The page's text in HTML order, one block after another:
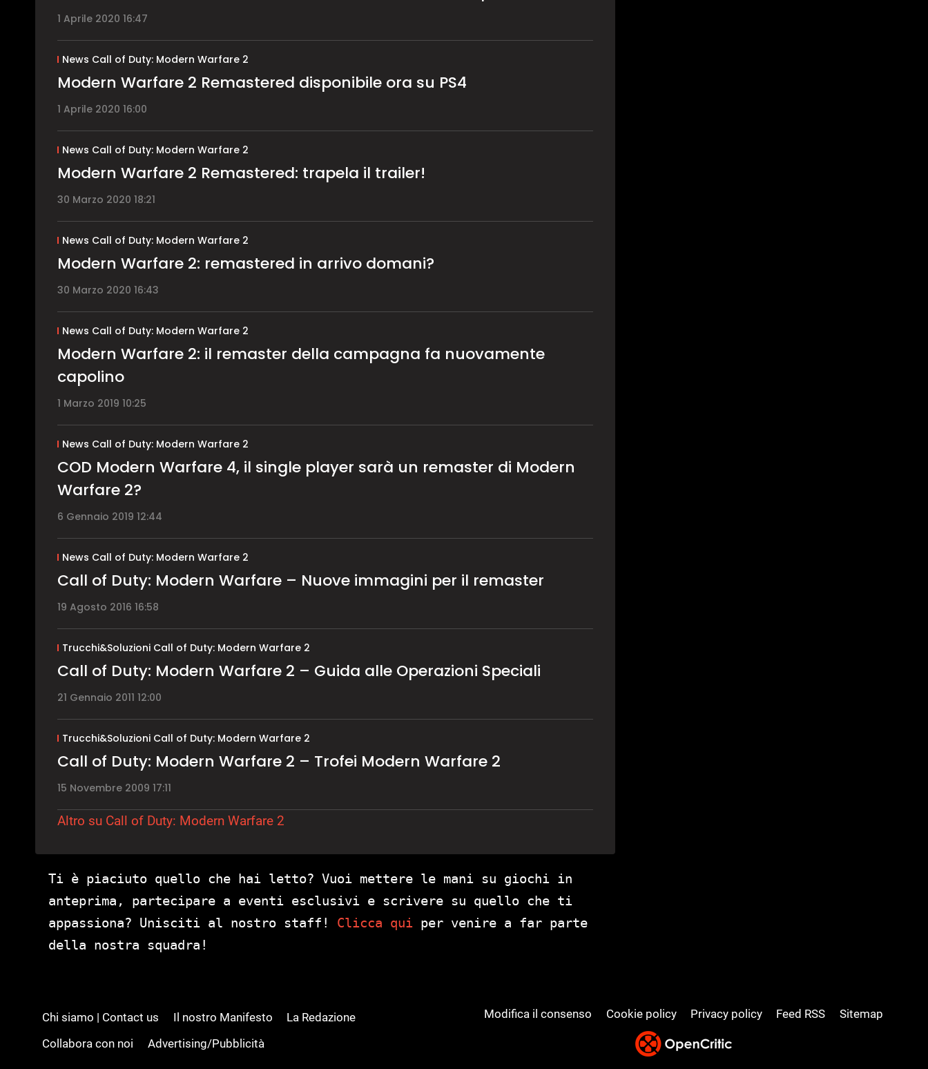
1 Aprile 2020 16:47
News Call of Duty: Modern Warfare 2
Modern Warfare 2 Remastered disponibile ora su PS4
1 Aprile 2020 16:00
News Call of Duty: Modern Warfare 2
Modern Warfare 2 Remastered: trapela il trailer!
30 Marzo 2020 18:21
News Call of Duty: Modern Warfare 2
Modern Warfare 2: remastered in arrivo domani?
30 Marzo 2020 16:43
News Call of Duty: Modern Warfare 2
Modern Warfare 2: il remaster della campagna fa nuovamente
capolino
1 Marzo 2019 10:25
News Call of Duty: Modern Warfare 2
COD Modern Warfare 4, il single player sarà un remaster di Modern
Warfare 2?
6 Gennaio 2019 12:44
News Call of Duty: Modern Warfare 2
Call of Duty: Modern Warfare – Nuove immagini per il remaster
19 Agosto 2016 16:58
Trucchi&Soluzioni Call of Duty: Modern Warfare 2
Call of Duty: Modern Warfare 2 – Guida alle Operazioni Speciali
21 Gennaio 2011 12:00
Trucchi&Soluzioni Call of Duty: Modern Warfare 2
Call of Duty: Modern Warfare 2 – Trofei Modern Warfare 2
15 Novembre 2009 17:11
Altro su Call of Duty: Modern Warfare 2
Ti è piaciuto quello che hai letto? Vuoi mettere le mani su giochi in
anteprima, partecipare a eventi esclusivi e scrivere su quello che ti
appassiona? Unisciti al nostro staff! Clicca qui per venire a far parte
della nostra squadra!
Chi siamo | Contact us Il nostro Manifesto
La Redazione
Collabora con noi
Advertising/Pubblicità
Modifica il consenso Cookie policy Privacy policy Feed RSS Sitemap